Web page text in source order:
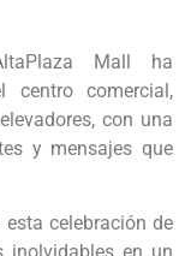
Mall ha
centro comercial,
con una
y mensajes que
celebración de